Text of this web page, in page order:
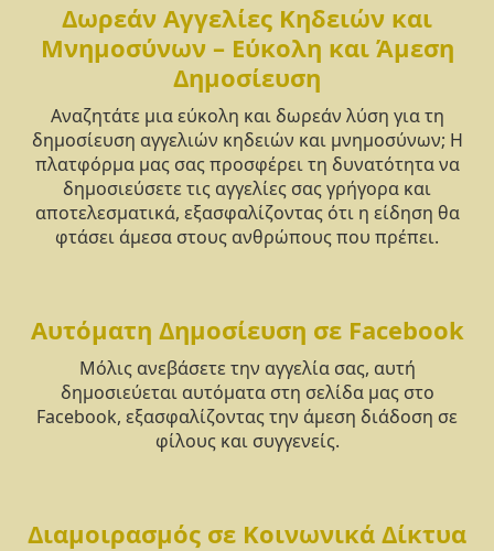
Δωρεάν Αγγελίες Κηδειών και
Μνημοσύνων – Εύκολη και Άμεση
Δημοσίευση
Αναζητάτε μια εύκολη και δωρεάν λύση για τη
δημοσίευση αγγελιών κηδειών και μνημοσύνων; Η
πλατφόρμα μας σας προσφέρει τη δυνατότητα να
δημοσιεύσετε τις αγγελίες σας γρήγορα και
αποτελεσματικά, εξασφαλίζοντας ότι η είδηση θα
φτάσει άμεσα στους ανθρώπους που πρέπει.
Αυτόματη Δημοσίευση σε Facebook
Μόλις ανεβάσετε την αγγελία σας, αυτή
δημοσιεύεται αυτόματα στη σελίδα μας στο
Facebook, εξασφαλίζοντας την άμεση διάδοση σε
φίλους και συγγενείς.
Διαμοιρασμός σε Κοινωνικά Δίκτυα